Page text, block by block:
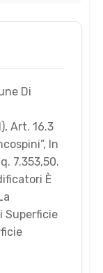
Di
Art. 16.3
In
7.353,50.
È
Superficie